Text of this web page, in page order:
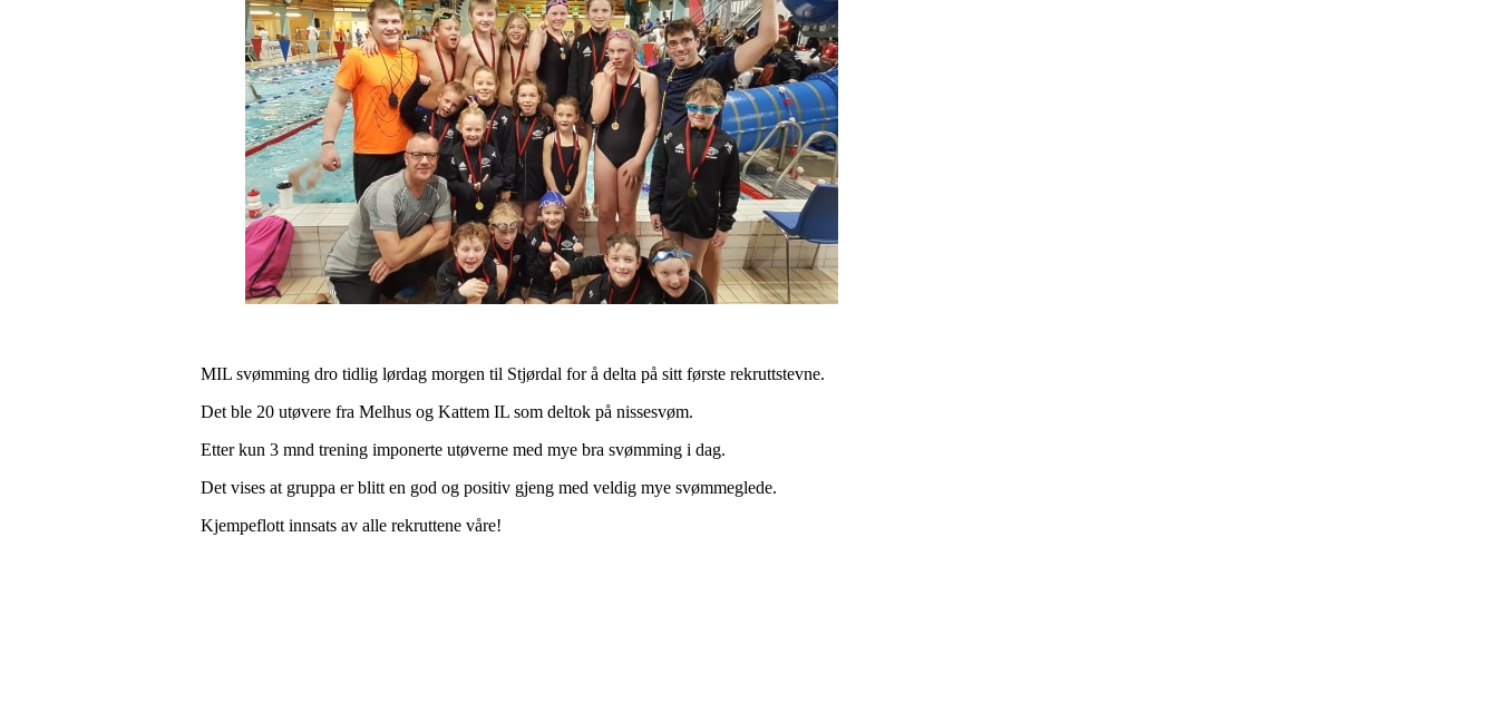
MIL svømming dro tidlig lørdag morgen til Stjørdal for å delta på sitt første rekruttstevne.
Det ble 20 utøvere fra Melhus og Kattem IL som deltok på nissesvøm.
Etter kun 3 mnd trening imponerte utøverne med mye bra svømming i dag.
Det vises at gruppa er blitt en god og positiv gjeng med veldig mye svømmeglede.
Kjempeflott innsats av alle rekruttene våre!